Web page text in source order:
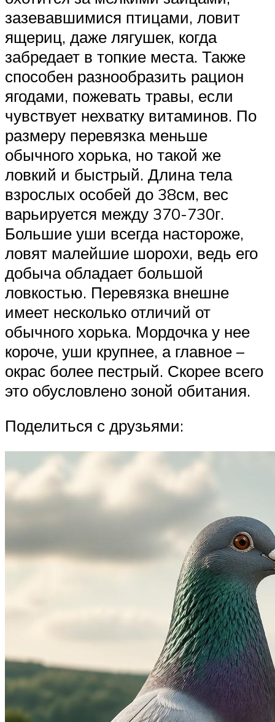
зазевавшимися птицами, ловит
ящериц, даже лягушек, когда
забредает в топкие места. Также
способен разнообразить рацион
ягодами, пожевать травы, если
чувствует нехватку витаминов. По
размеру перевязка меньше
обычного хорька, но такой же
ловкий и быстрый. Длина тела
взрослых особей до 38см, вес
варьируется между 370-730г.
Большие уши всегда настороже,
ловят малейшие шорохи, ведь его
добыча обладает большой
ловкостью. Перевязка внешне
имеет несколько отличий от
обычного хорька. Мордочка у нее
короче, уши крупнее, а главное –
окрас более пестрый. Скорее всего
это обусловлено зоной обитания.
Поделиться с друзьями: